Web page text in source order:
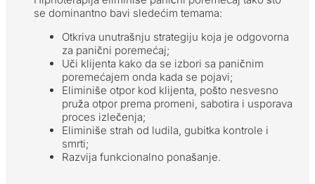
se dominantno bavi sledećim temama:
Otkriva unutrašnju strategiju koja je odgovorna
za panični poremećaj;
Uči klijenta kako da se izbori sa paničnim
poremećajem onda kada se pojavi;
Eliminiše otpor kod klijenta, pošto nesvesno
pruža otpor prema promeni, sabotira i usporava
proces izlečenja;
Eliminiše strah od ludila, gubitka kontrole i
smrti;
Razvija funkcionalno ponašanje.